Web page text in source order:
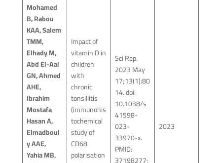
2023
Sci Rep.
2023 May
17;13(1):80
14. doi:
10.1038/s
41598-
023-
33970-x.
PMID:
Impact of
vitamin D in
children
with
chronic
tonsillitis
(immunohis
tochemical
study of
CD68
polarisation
Mohamed
B, Rabou
KAA, Salem
TMM,
Elhady M,
Abd El-Aal
GN, Ahmed
AHE,
Ibrahim
Mostafa
Hasan A,
Elmadboul
y AAE,
Yahia MB,